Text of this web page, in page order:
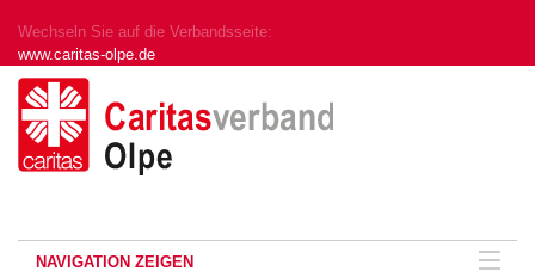
Wechseln Sie auf die Verbandsseite:
www.caritas-olpe.de
NAVIGATION ZEIGEN